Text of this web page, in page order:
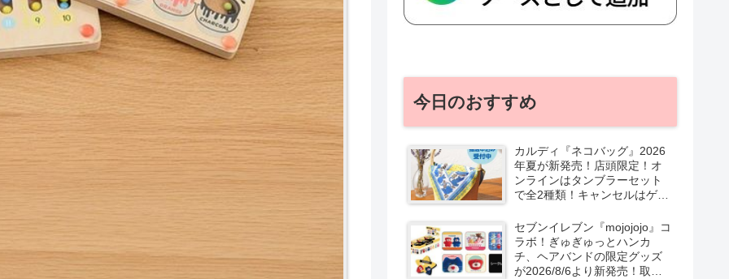
今日のおすすめ
カルディ『ネコバッグ』2026
年夏が新発売！店頭限定！オ
ンラインはタンブラーセット
で全2種類！キャンセルはゲリ
セブンイレブン『mojojojo』コ
ラボ！ぎゅぎゅっとハンカ
チ、ヘアバンドの限定グッズ
が2026/8/6より新発売！取扱